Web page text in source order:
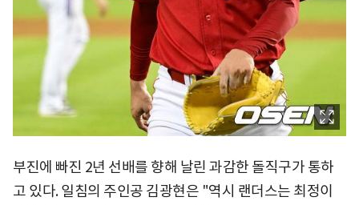
부진에 빠진 2년 선배를 향해 날린 과감한 돌직구가 통하
고 있다. 일침의 주인공 김광현은 "역시 랜더스는 최정이